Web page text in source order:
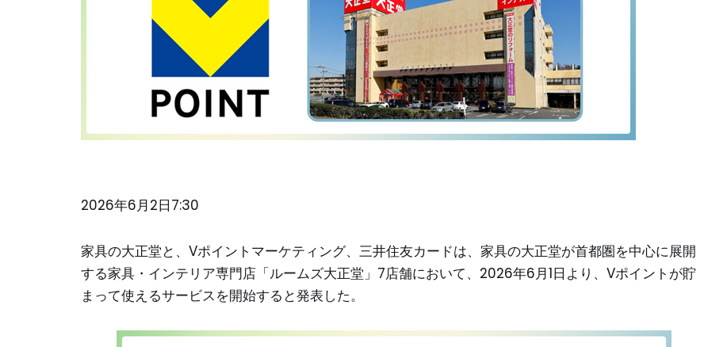
2026年6月2日7:30
家具の大正堂と、Vポイントマーケティング、三井住友カードは、家具の大正堂が首都圏を中心に展開
する家具・インテリア専門店「ルームズ大正堂」7店舗において、2026年6月1日より、Vポイントが貯
まって使えるサービスを開始すると発表した。